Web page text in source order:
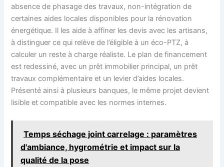
absence de phasage des travaux, non-intégration de
certaines aides locales disponibles pour la rénovation
énergétique. Il les aide à affiner les devis avec les artisans,
à distinguer ce qui relève de l’éligible à un éco-PTZ, à
calculer un reste à charge réaliste. Le plan de financement
est redessiné, avec un prêt immobilier principal, un prêt
travaux complémentaire et un levier d’aides locales.
Présenté ainsi à plusieurs banques, le même projet devient
lisible et compatible avec les normes internes.
Temps séchage joint carrelage : paramètres
d'ambiance, hygrométrie et impact sur la
qualité de la pose